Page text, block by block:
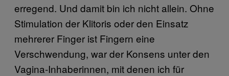
erregend. Und damit bin ich nicht allein. Ohne
Stimulation der Klitoris oder den Einsatz
mehrerer Finger ist Fingern eine
Verschwendung, war der Konsens unter den
Vagina-Inhaberinnen, mit denen ich für